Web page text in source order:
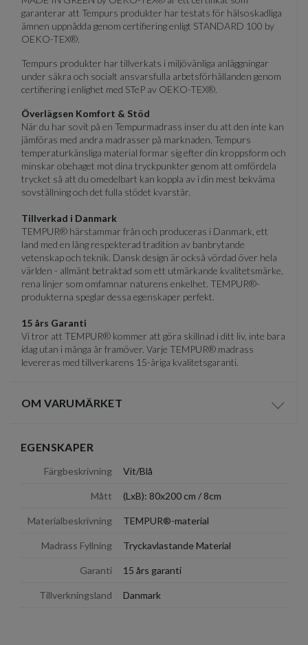
garanterar att Tempurs produkter har testats för hälsoskadliga
ämnen uppnådda genom certifiering enligt STANDARD 100 by
OEKO-TEX®.
Tempurs produkter har tillverkats i miljövänliga anläggningar
under säkra och socialt ansvarsfulla arbetsförhållanden genom
certifiering i enlighet med STeP av OEKO-TEX®.
Överlägsen Komfort & Stöd
När du har sovit på en Tempurmadrass inser du att den inte kan
jämföras med andra madrasser på marknaden. Tempurs
temperaturkänsliga material formar sig efter din kroppsform och
minskar obehaget mot dina tryckpunkter genom att omfördela
trycket så att du omedelbart kan koppla av i din mest bekväma
sovställning och det fulla stödet kvarstår.
Tillverkad i Danmark
TEMPUR® härstammar från och produceras i Danmark, ett
land med en lång respekterad tradition av banbrytande
vetenskap och teknik. Dansk design är också vördad över hela
världen - allmänt betraktad som ett utmärkande kvalitetsmärke,
rena linjer som omfamnar naturens enkelhet. TEMPUR®-
produkterna speglar dessa egenskaper perfekt.
15 års Garanti
Vi tror att TEMPUR® kommer att göra skillnad i ditt liv, inte bara
idag utan i många år framöver. Varje TEMPUR® madrass
levereras med tillverkarens 15-åriga kvalitetsgaranti.
OM VARUMÄRKET Visa/
EGENSKAPER
Färgbeskrivning Vit/Blå
Mått (LxB): 80x200 cm / 8cm
Materialbeskrivning TEMPUR®-material
Madrass Fyllning Tryckavlastande Material
Garanti 15 års garanti
Tillverkningsland Danmark